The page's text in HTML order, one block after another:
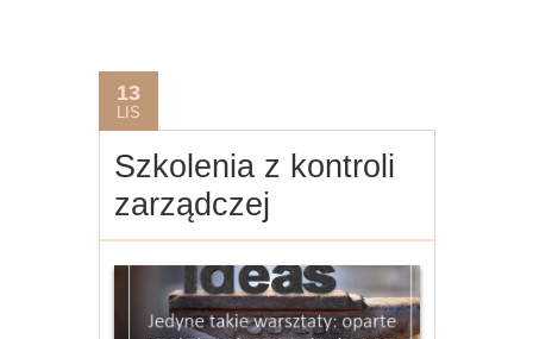
13
LIS
Szkolenia z kontroli
zarządczej